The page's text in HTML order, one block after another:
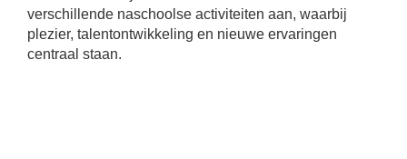
verschillende naschoolse activiteiten aan, waarbij
plezier, talentontwikkeling en nieuwe ervaringen
centraal staan.